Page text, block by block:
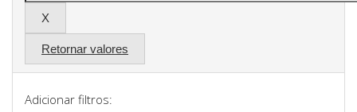
Retornar valores
Adicionar filtros: